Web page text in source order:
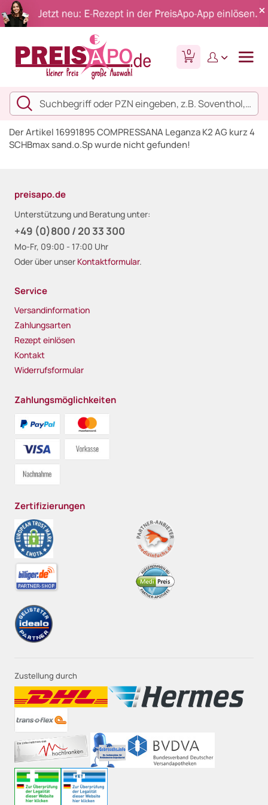
0
Der Artikel 16991895 COMPRESSANA Leganza K2 AG kurz 4
SCHBmax sand.o.Sp wurde nicht gefunden!
preisapo.de
Unterstützung und Beratung unter:
+49 (0)800 / 20 33 300
Mo-Fr, 09:00 - 17:00 Uhr
Oder über unser Kontaktformular.
Service
Versandinformation
Zahlungsarten
Rezept einlösen
Kontakt
Widerrufsformular
Zahlungsmöglichkeiten
Zertifizierungen
Zustellung durch